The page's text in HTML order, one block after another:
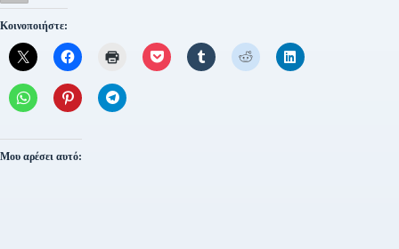
Κοινοποιήστε:
Μου αρέσει αυτό: